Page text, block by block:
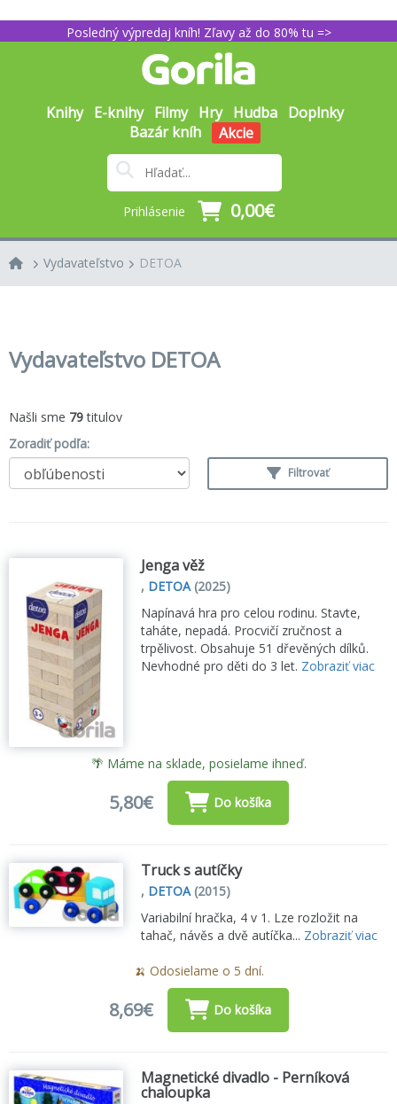
Posledný výpredaj kníh! Zľavy až do 80% tu =>
Knihy E-knihy Filmy Hry Hudba Doplnky
Bazár kníh
Akcie
Prihlásenie 0,00€
Vydavateľstvo DETOA
Vydavateľstvo DETOA
Našli sme 79titulov
Zoradiť podľa:
Filtrovať
Jenga věž
, DETOA (2025)
Napínavá hra pro celou rodinu. Stavte,
taháte, nepadá. Procvičí zručnost a
trpělivost. Obsahuje 51 dřevěných dílků.
Nevhodné pro děti do 3 let. Zobraziť viac
🌴 Máme na sklade, posielame ihneď.
5,80€ Do košíka
Truck s autíčky
, DETOA(2015)
Variabilní hračka, 4 v 1. Lze rozložit na
tahač, návěs a dvě autíčka... Zobraziť viac
🍌 Odosielame o 5 dní.
8,69€ Do košíka
Magnetické divadlo - Perníková
chaloupka